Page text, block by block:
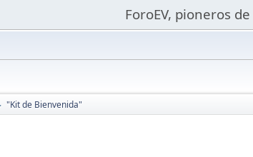
ForoEV, pioneros
"Kit de Bienvenida"